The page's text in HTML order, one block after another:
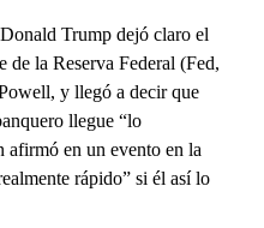
Trump dejó claro el
de la Reserva Federal (Fed,
y llegó a decir que
llegue “lo
afirmó en un evento en la
rápido” si él así lo